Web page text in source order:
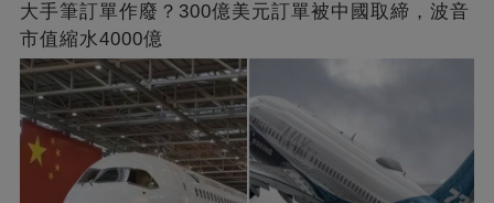
大手筆訂單作廢？300億美元訂單被中國取締，波音
市值縮水4000億